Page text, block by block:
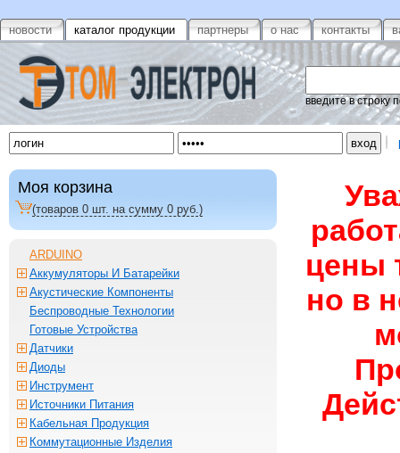
новости каталог продукции партнеры о нас контакты
введите в строку
цены
но в
Моя корзина
(товаров 0 шт. на сумму 0 руб.)
ARDUINO
Аккумуляторы И Батарейки
Акустические Компоненты
Беспроводные Технологии
Готовые Устройства
Датчики
Диоды
Инструмент
Источники Питания
Кабельная Продукция
Коммутационные Изделия